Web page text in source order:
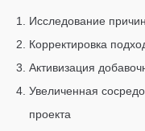
Исследование
Корректировка
Активизация
Увеличенная
проекта